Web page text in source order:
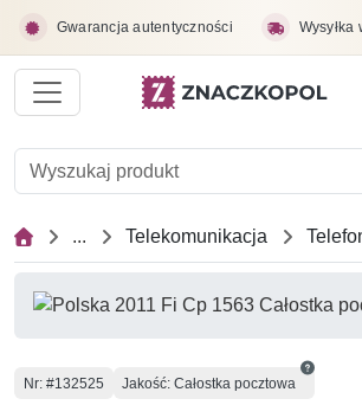
Gwarancja autentyczności Wysyłka
... Telekomunikacja
Numer
Nr: #132525 Jakość: Całostka pocztowa